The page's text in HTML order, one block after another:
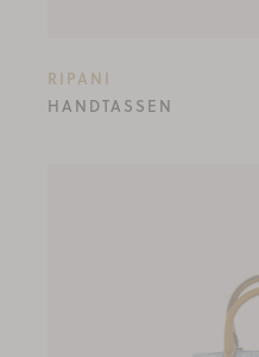
RIPANI
HANDTASSEN